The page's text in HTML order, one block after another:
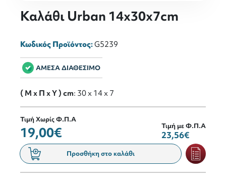
Καλάθι Urban 14x30x7cm
Κωδικός Προϊόντος:G5239
ΑΜΕΣΑ ΔΙΑΘΕΣΙΜΟ
( M x Π x Y ) cm: 30 x 14 x 7
Τιμή Χωρίς Φ.Π.Α
19,00€ Τιμή με Φ.Π.Α
23,56€
Προσθήκη στο καλάθι